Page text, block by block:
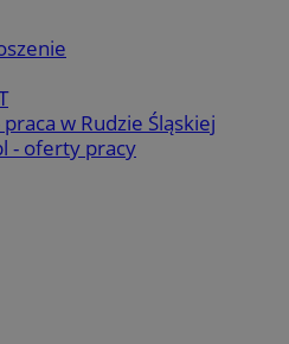
w Rudzie Śląskiej
- oferty pracy